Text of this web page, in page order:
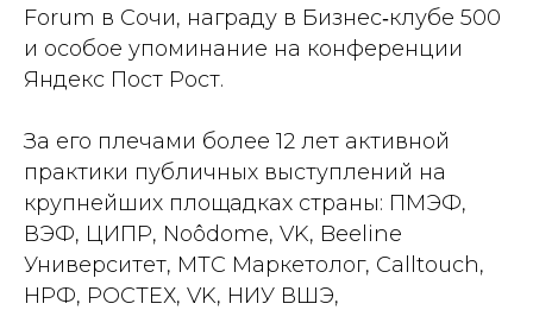
Forum в Сочи, награду в Бизнес‑клубе 500
и особое упоминание на конференции
Яндекс Пост Рост.
За его плечами более 12 лет активной
практики публичных выступлений на
крупнейших площадках страны: ПМЭФ,
ВЭФ, ЦИПР, Noôdome, VK, Beeline
Университет, МТС Маркетолог, Calltouch,
НРФ, РОСТЕХ, VK, НИУ ВШЭ,